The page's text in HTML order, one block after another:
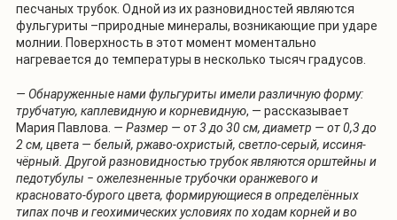
песчаных трубок. Одной из их разновидностей являются
фульгуриты –природные минералы, возникающие при ударе
молнии. Поверхность в этот момент моментально
нагревается до температуры в несколько тысяч градусов.
— Обнаруженные нами фульгуриты имели различную форму:
трубчатую, каплевидную и корневидную, — рассказывает
Мария Павлова. — Размер — от 3 до 30 см, диаметр — от 0,3 до
2 см, цвета — белый, ржаво-охристый, светло-серый, иссиня-
чёрный. Другой разновидностью трубок являются орштейны и
педотубулы ‒ ожелезненные трубочки оранжевого и
красновато-бурого цвета, формирующиеся в определённых
типах почв и геохимических условиях по ходам корней и во